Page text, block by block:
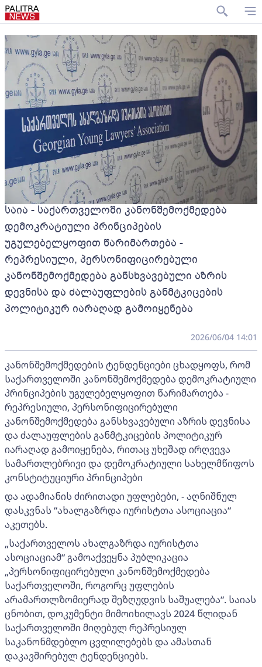
საია - საქართველოში კანონშემოქმედება
დემოკრატიული პრინციპების
უგულებელყოფით წარიმართება -
რეპრესიული, პერსონიფიცირებული
კანონშემოქმედება განსხვავებული აზრის
დევნისა და ძალაუფლების განმტკიცების
პოლიტიკურ იარაღად გამოიყენება
2026/06/04 14:01
კანონშემოქმედების ტენდენციები ცხადყოფს, რომ
საქართველოში კანონშემოქმედება დემოკრატიული
პრინციპების უგულებელყოფით წარიმართება -
რეპრესიული, პერსონიფიცირებული
კანონშემოქმედება განსხვავებული აზრის დევნისა
და ძალაუფლების განმტკიცების პოლიტიკურ
იარაღად გამოიყენება, რითაც უხეშად ირღვევა
სამართლებრივი და დემოკრატიული სახელმწიფოს
კონსტიტუციური პრინციპები
და ადამიანის ძირითადი უფლებები, - აღნიშნულ
დასკვნას “ახალგაზრდა იურისტთა ასოციაცია“
აკეთებს.
„საქართველოს ახალგაზრდა იურისტთა
ასოციაციამ“ გამოაქვეყნა პუბლიკაცია
„პერსონიფიცირებული კანონშემოქმედება
საქართველოში, როგორც უფლების
არამართლზომიერად შეზღუდვის საშუალება“. საიას
ცნობით, დოკუმენტი მიმოიხილავს 2024 წლიდან
საქართველოში მიღებულ რეპრესიულ
საკანონმდებლო ცვლილებებს და ამასთან
დაკავშირებულ ტენდენციებს.